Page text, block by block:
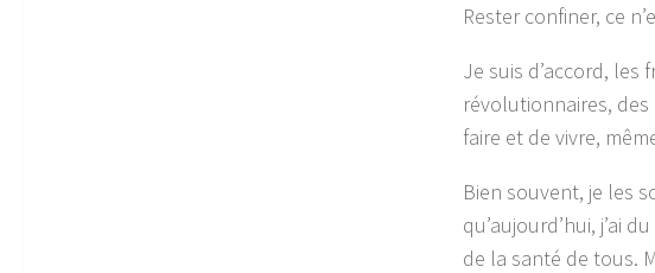
Rester confiner, ce
Je suis d’accord,
révolutionnaires,
faire et de vivre,
Bien souvent, je les
qu’aujourd’hui, j’ai
de la santé de tous.